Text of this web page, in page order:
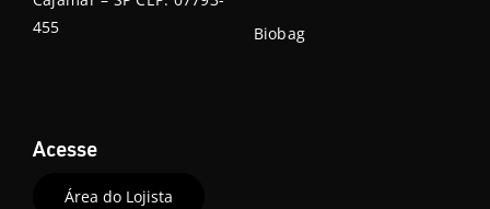
455
Biobag
Acesse
Área do Lojista